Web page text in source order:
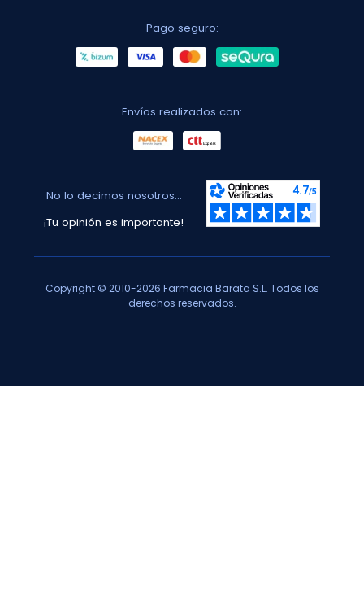
Pago seguro:
Envíos realizados con:
No lo decimos nosotros...
¡Tu opinión es importante!
Copyright © 2010-2026 Farmacia Barata S.L. Todos los
derechos reservados.